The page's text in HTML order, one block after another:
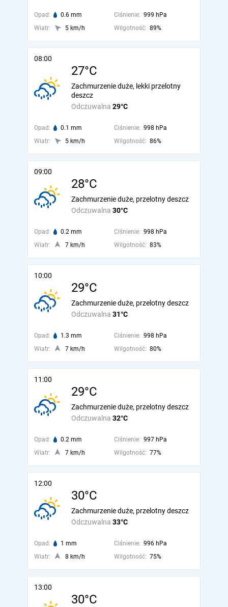
Opad: 0.6 mm Ciśnienie: 999 hPa
Wiatr:
5 km/h Wilgotność: 89%
08:00
27°C
Odczuwalna 29°C
Zachmurzenie duże, lekki przelotny
deszcz
Opad: 0.1 mm Ciśnienie: 998 hPa
Wiatr:
5 km/h Wilgotność: 86%
09:00
28°C
Odczuwalna 30°C
Zachmurzenie duże, przelotny deszcz
Opad: 0.2 mm Ciśnienie: 998 hPa
Wiatr:
7 km/h Wilgotność: 83%
10:00
29°C
Odczuwalna 31°C
Zachmurzenie duże, przelotny deszcz
Opad: 1.3 mm Ciśnienie: 998 hPa
Wiatr:
7 km/h Wilgotność: 80%
11:00
29°C
Odczuwalna 32°C
Zachmurzenie duże, przelotny deszcz
Opad: 0.2 mm Ciśnienie: 997 hPa
Wiatr:
7 km/h Wilgotność: 77%
12:00
30°C
Odczuwalna 33°C
Zachmurzenie duże, przelotny deszcz
Opad: 1 mm Ciśnienie: 996 hPa
Wiatr:
8 km/h Wilgotność: 75%
13:00
30°C